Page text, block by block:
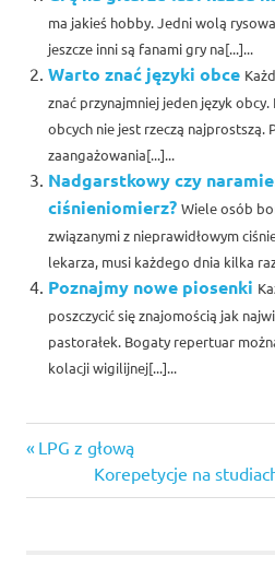
ma jakieś hobby. Jedni wolą
jeszcze inni są fanami gry na[...]...
Warto znać języki obce
znać przynajmniej jeden język
obcych nie jest rzeczą najprostszą.
zaangażowania[...]...
Nadgarstkowy czy
ciśnieniomierz? Wiele osób
związanymi z nieprawidłowym
lekarza, musi każdego dnia kilka
Poznajmy nowe piosenki
poszczycić się znajomością jak
pastorałek. Bogaty repertuar
kolacji wigilijnej[...]...
sprawdzić
mój adres
Nawigacja
wpisu
Previous
LPG z głową
Next
Post:
Korepetycje na